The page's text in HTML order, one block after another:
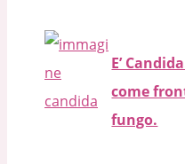
E’
come
fungo.